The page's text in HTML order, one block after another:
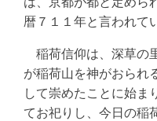
暦７１１年と言われて
稲荷信仰は、深草の
が稲荷山を神がおられ
して崇めたことに始ま
てお祀りし、今日の稲